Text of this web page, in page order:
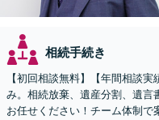
相続手続き
【初回相談無料】【年間相談
み。相続放棄、遺産分割、遺言
お任せください！チーム体制で